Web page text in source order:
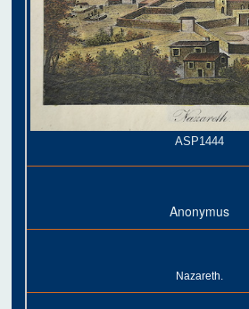
ASP1444
Anonymus
Nazareth.